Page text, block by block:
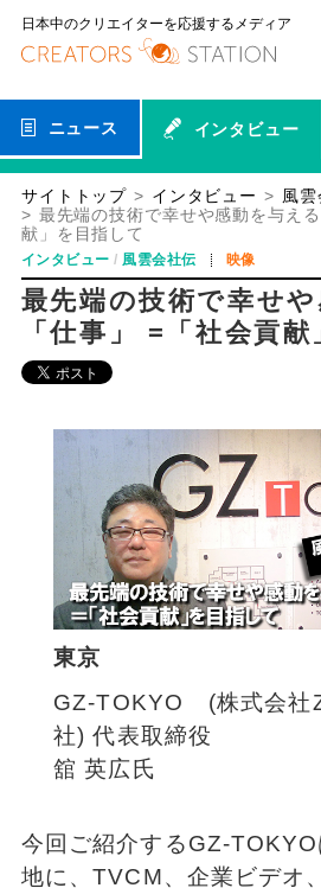
日本中のクリエイターを応援するメディア
ニュース インタビュー
サイトトップ インタビュー
風雲
最先端の技術で幸せや感動を与え
献」を目指して
インタビュー 風雲会社伝 映像
最先端の技術で幸せ
「仕事」 =「社会貢
東京
GZ-TOKYO (株式会社
社) 代表取締役
舘 英広氏
今回ご紹介するGZ-
地に、TVCM、企業ビデオ